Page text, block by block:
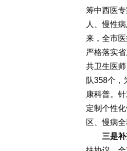
筹中西医
人、慢性
来，全市
严格落实
共卫生医
队358个，
康科普。
定制个性
区、慢病
三是